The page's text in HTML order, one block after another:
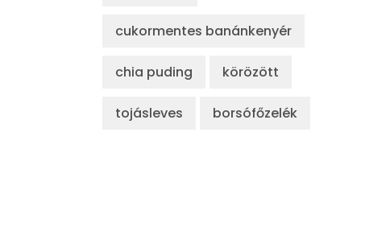
cukormentes banánkenyér
chia puding körözött
tojásleves borsófőzelék